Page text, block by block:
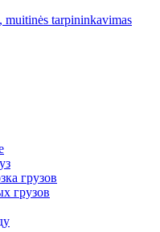
грузов
грузов